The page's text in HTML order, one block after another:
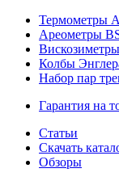
Термометры
Ареометры
Колбы
Набор пар
Гарантия на
Статьи
Скачать
Обзоры